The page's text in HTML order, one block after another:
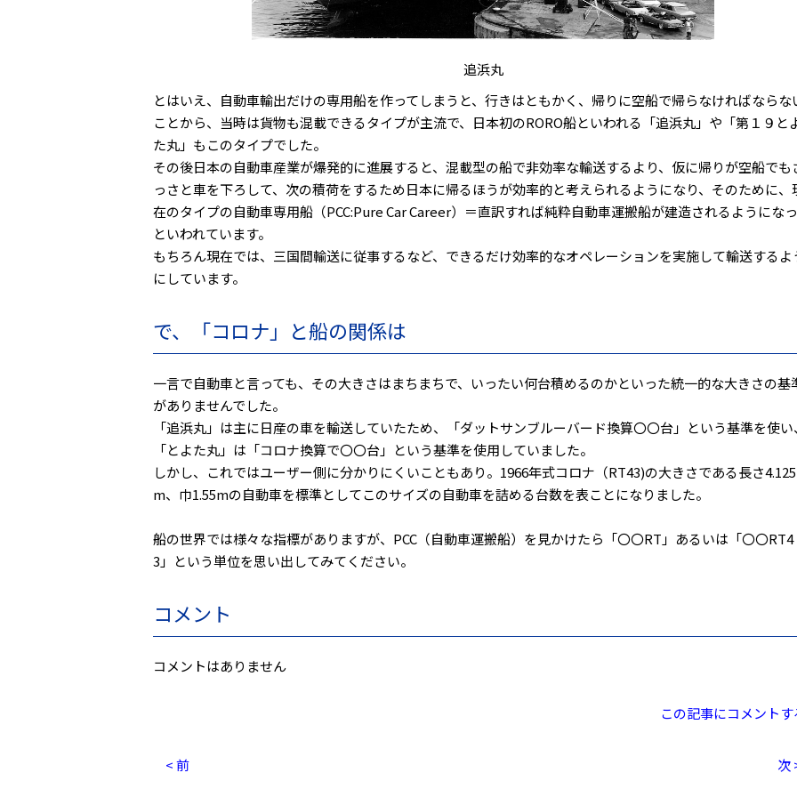
追浜丸
とはいえ、自動車輸出だけの専用船を作ってしまうと、行きはともかく、帰りに空船で帰らなければならな
ことから、当時は貨物も混載できるタイプが主流で、日本初のRORO船といわれる「追浜丸」や「第１９と
た丸」もこのタイプでした。
その後日本の自動車産業が爆発的に進展すると、混載型の船で非効率な輸送するより、仮に帰りが空船でも
っさと車を下ろして、次の積荷をするため日本に帰るほうが効率的と考えられるようになり、そのために、
在のタイプの自動車専用船（PCC:Pure Car Career）＝直訳すれば純粋自動車運搬船が建造されるようにな
といわれています。
もちろん現在では、三国間輸送に従事するなど、できるだけ効率的なオペレーションを実施して輸送するよ
にしています。
で、「コロナ」と船の関係は
一言で自動車と言っても、その大きさはまちまちで、いったい何台積めるのかといった統一的な大きさの基
がありませんでした。
「追浜丸」は主に日産の車を輸送していたため、「ダットサンブルーバード換算〇〇台」という基準を使い、
「とよた丸」は「コロナ換算で〇〇台」という基準を使用していました。
しかし、これではユーザー側に分かりにくいこともあり。1966年式コロナ（RT43)の大きさである長さ4.125
m、巾1.55mの自動車を標準としてこのサイズの自動車を詰める台数を表ことになりました。
船の世界では様々な指標がありますが、PCC（自動車運搬船）を見かけたら「〇〇RT」あるいは「〇〇RT4
3」という単位を思い出してみてください。
コメント
コメントはありません
この記事にコメントす
< 前 次